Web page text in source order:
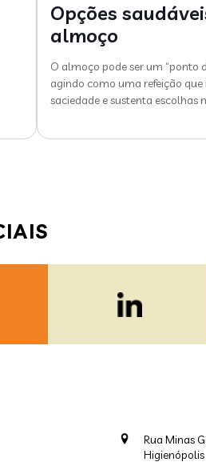
Opções
almoço
O almoço pode ser um “ponto
agindo como uma refeição
saciedade e sustenta escolhas
Rua Minas
Higienópolis